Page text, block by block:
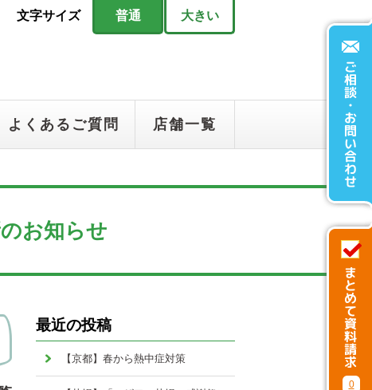
文字サイズ 普通 大きい
よくあるご質問 店舗一覧
お知らせ
最近の投稿
【京都】春から熱中症対策
0